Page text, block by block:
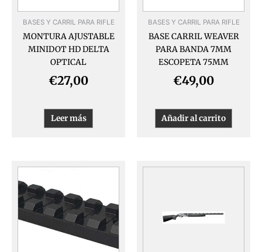
BASES Y CARRIL PARA RIFLE
MONTURA AJUSTABLE
MINIDOT HD DELTA
OPTICAL
€27,00
Leer más
BASES Y CARRIL PARA RIFLE
BASE CARRIL WEAVER
PARA BANDA 7MM
ESCOPETA 75MM
€49,00
Añadir al carrito